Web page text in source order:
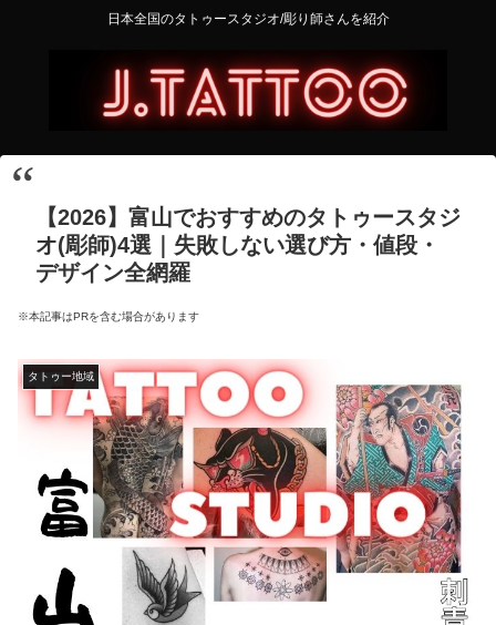
日本全国のタトゥースタジオ/彫り師さんを紹介
【2026】富山でおすすめのタトゥースタジ
オ(彫師)4選｜失敗しない選び方・値段・
デザイン全網羅
※本記事はPRを含む場合があります
タトゥー地域